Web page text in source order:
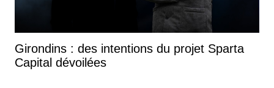
Girondins : des intentions du projet Sparta
Capital dévoilées